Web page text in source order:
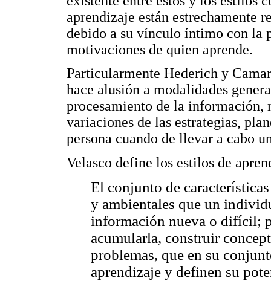
aprendizaje están estrechamente
debido a su vínculo íntimo con la
motivaciones de quien aprende.
Particularmente Hederich y
hace alusión a modalidades
procesamiento de la información,
variaciones de las estrategias,
persona cuando de llevar a cabo
Velasco define los estilos de
El conjunto de
y ambientales que un
información nueva o difícil;
acumularla, construir
problemas, que en su
aprendizaje y definen su